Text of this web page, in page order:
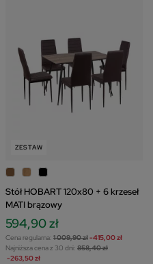
ZESTAW
Stół HOBART 120x80 + 6 krzeseł
MATI brązowy
594,90 zł
Cena regularna: 1 009,90 zł-415,00 zł
Najniższa cena z 30 dni: 858,40 zł
-263,50 zł